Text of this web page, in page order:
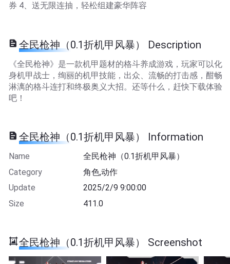
券 4、送无限连抽，轻松组建豪华阵容
全民枪神（0.1折机甲风暴） Description
《全民枪神》是一款机甲题材的格斗养成游戏，玩家可以化
身机甲战士，绚丽的机甲技能，出众、流畅的打击感，酣畅
淋漓的格斗连打和终极奥义大招。还等什么，赶快下载体验
吧！
全民枪神（0.1折机甲风暴） Information
Name
全民枪神（0.1折机甲风暴）
Category
角色,动作
Update
2025/2/9 9:00:00
Size
411.0
全民枪神（0.1折机甲风暴） Screenshot